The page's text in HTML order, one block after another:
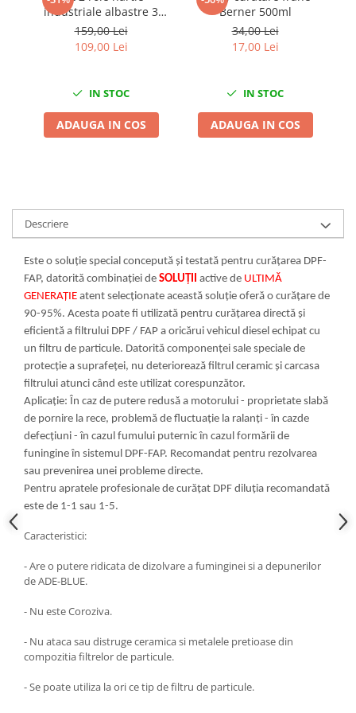
Scule fixare distributie
Chrysler
Citroen
Jaguar
Jeep
Lancia
Land Rover
Mazda
Mercedes
Mini
Nissan
Opel
Peugeot
Renault
Rover
Saab
Seat
Skoda
Suzuki
Volkswagen
Scule pentru tinichigerie
Scule Pneumatice
Accesorii Pneumatice
Alte scule pneumatice
industriale albastre 3
straturi 500
portii,170M/rola 34x22cm
159,00 Lei
109,00 Lei
IN STOC
ADAUGA IN COS
Berner 500ml
34,00 Lei
17,00 Lei
IN STOC
ADAUGA IN COS
Descriere
Este o soluție special concepută și testată pentru curățarea DPF-
FAP, datorită combinației de SOLUȚII active de ULTIMĂ
GENERAȚIE atent selecționate această soluție oferă o curățare de
90-95%. Acesta poate fi utilizată pentru curățarea directă și
eficientă a filtrului DPF / FAP a oricărui vehicul diesel echipat cu
un filtru de particule. Datorită componenței sale speciale de
protecție a suprafeței, nu deteriorează filtrul ceramic și carcasa
filtrului atunci când este utilizat corespunzător.
Aplicație: În caz de putere redusă a motorului - proprietate slabă
de pornire la rece, problemă de fluctuație la ralanți - în cazde
defecțiuni - în cazul fumului puternic în cazul formării de
funingine în sistemul DPF-FAP. Recomandat pentru rezolvarea
sau prevenirea unei probleme directe.
Pentru apratele profesionale de curățat DPF diluția recomandată
este de 1-1 sau 1-5.
Caracteristici:
- Are o putere ridicata de dizolvare a fuminginei si a depunerilor
de ADE-BLUE.
- Nu este Coroziva.
- Nu ataca sau distruge ceramica si metalele pretioase din
compozitia filtrelor de particule.
- Se poate utiliza la ori ce tip de filtru de particule.